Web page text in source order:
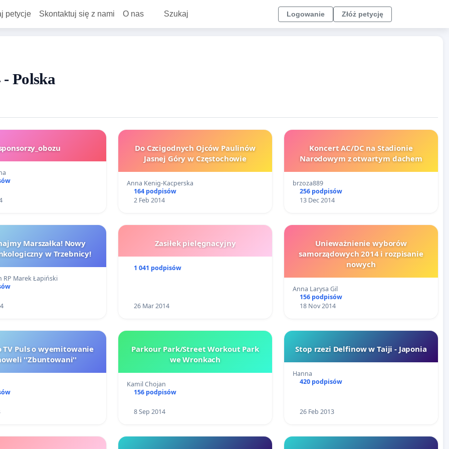
petycje Skontaktuj się z nami O nas Szukaj Logowanie Złóż petycję
Polska
Do Czcigodnych Ojców Paulinów
Jasnej Góry w Częstochowie
Anna Kenig-Kacperska
164 podpisów
2 Feb 2014
Koncert AC/DC na Stadionie
Narodowym z otwartym dachem
brzoza889
256 podpisów
13 Dec 2014
Marszałka! Nowy
w Trzebnicy!
RP Marek Łapiński
Zasiłek pielęgnacyjny
1 041 podpisów
26 Mar 2014
Unieważnienie wyborów
samorządowych 2014 i rozpisanie
nowych
Anna Larysa Gil
156 podpisów
18 Nov 2014
TV Puls o wyemitowanie
telenoweli ''Zbuntowani''
Parkour Park/Street Workout Park
we Wronkach
Kamil Chojan
156 podpisów
8 Sep 2014
Stop rzezi Delfinow w Taiji - Japonia
Hanna
420 podpisów
26 Feb 2013